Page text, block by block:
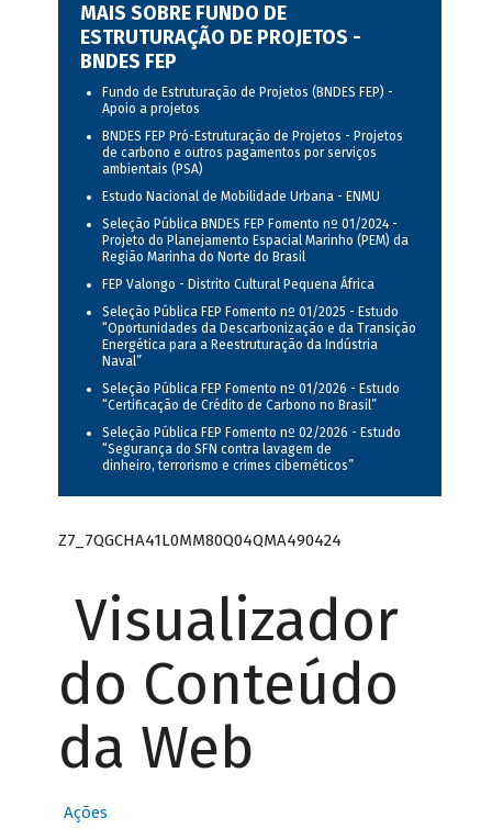
MAIS SOBRE FUNDO DE
ESTRUTURAÇÃO DE PROJETOS -
BNDES FEP
Fundo de Estruturação de Projetos (BNDES FEP) -
Apoio a projetos
BNDES FEP Pró-Estruturação de Projetos - Projetos
de carbono e outros pagamentos por serviços
ambientais (PSA)
Estudo Nacional de Mobilidade Urbana - ENMU
Seleção Pública BNDES FEP Fomento nº 01/2024 -
Projeto do Planejamento Espacial Marinho (PEM) da
Região Marinha do Norte do Brasil
FEP Valongo - Distrito Cultural Pequena África
Seleção Pública FEP Fomento nº 01/2025 - Estudo
“Oportunidades da Descarbonização e da Transição
Energética para a Reestruturação da Indústria
Naval”
Seleção Pública FEP Fomento nº 01/2026 - Estudo
“Certificação de Crédito de Carbono no Brasil”
Seleção Pública FEP Fomento nº 02/2026 - Estudo
“Segurança do SFN contra lavagem de
dinheiro, terrorismo e crimes cibernéticos”
Z7_7QGCHA41L0MM80Q04QMA490424
Visualizador
do Conteúdo
da Web
Ações